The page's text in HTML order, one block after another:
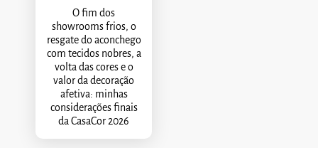
O fim dos
showrooms frios, o
resgate do aconchego
com tecidos nobres, a
volta das cores e o
valor da decoração
afetiva: minhas
considerações finais
da CasaCor 2026